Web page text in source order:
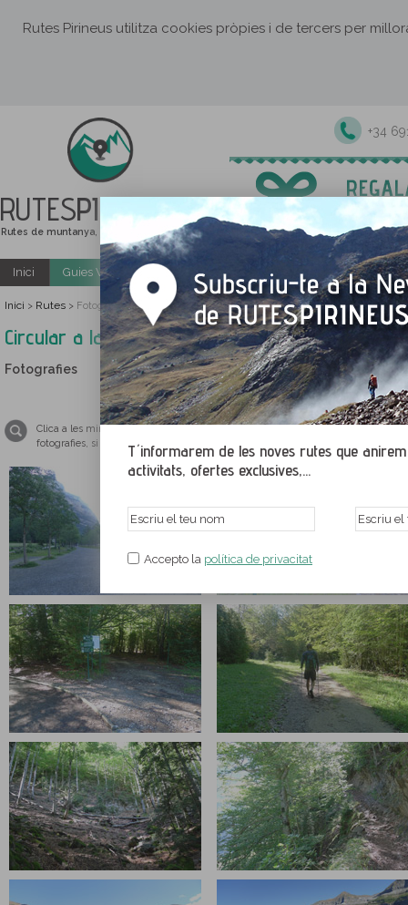
Rutes Pirineus utilitza cookies pròpies i de tercers per
RUTESPIRINEUS
Rutes de muntanya, senderisme i excursions
+34
T´informarem de les noves rutes que
activitats, ofertes exclusives,...
Accepto la política de privacitat
Inici Guies Web i PDF gratuïtes Excursions i activitats
Inici > Rutes > Fotografies Circular a la Cola de Caballo per la Faixa de Pelai
Circular a la Cola de Caballo per la Faixa de Pelai
Fotografies
Clica a les miniatures per ampliar les imatges i veure-les a tamany pantalla
fotografies, si us plau, tingues el teu navegador web actualitzat amb una de